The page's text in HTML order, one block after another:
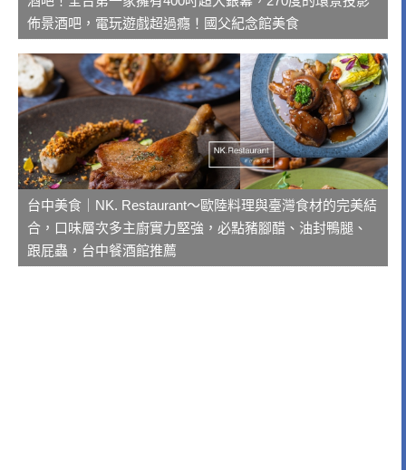
佈景酒吧，電玩遊戲超過癮！國父紀念館美食
台中美食｜NK. Restaurant～歐陸料理與臺灣食材的完美結
合，口味層次多主廚實力堅強，必點豬腳醋、油封鴨腿、
跟屁蟲，台中餐酒館推薦